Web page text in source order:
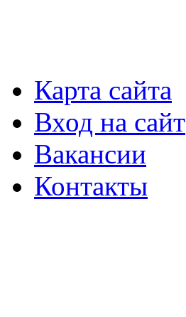
Карта сайта
Вход на сайт
Вакансии
Контакты